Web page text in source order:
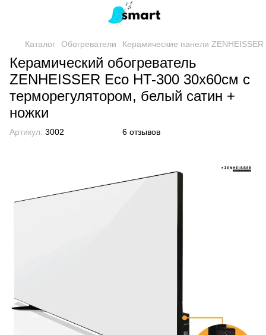
Каталог Обогреватели Керамические панели ZENHEISSER
Керамический обогреватель
ZENHEISSER Eco HT-300 30х60см с
терморегулятором, белый сатин +
ножки
Артикул: 3002 6 отзывов